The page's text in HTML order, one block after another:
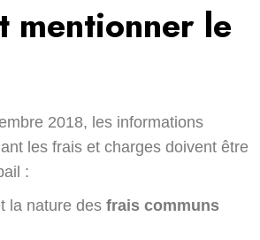
mentionner le
2018, les informations
les frais et charges doivent être
:
la nature des frais communs